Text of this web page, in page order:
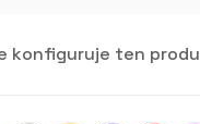
konfiguruje ten